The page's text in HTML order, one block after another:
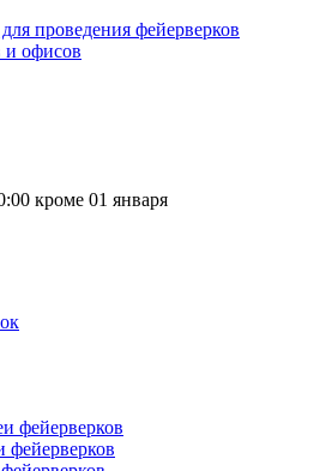
проведения фейерверков
и офисов
кроме 01 января
фейерверков
фейерверков